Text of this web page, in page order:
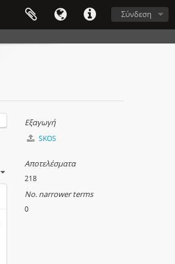
Σύνδεση
Εξαγωγή
SKOS
Αποτελέσματα
218
No. narrower terms
0